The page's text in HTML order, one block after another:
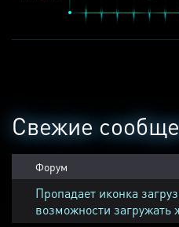
Свежие
Форум
Пропадает иконка
возможности